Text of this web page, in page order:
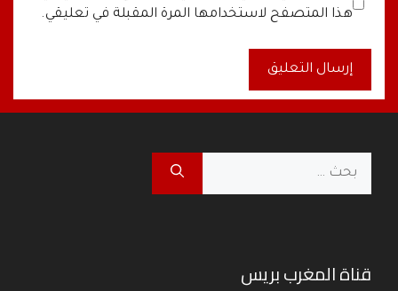
الإلكتروني
الإلكتروني
هذا المتصفح لاستخدامها المرة المقبلة في تعليقي.
A
t
r
t
البحث
قناة المغرب بريس